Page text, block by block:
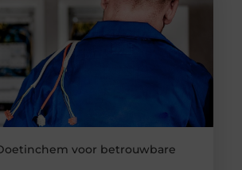
voor betrouwbare